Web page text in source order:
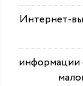
Интернет-
информации